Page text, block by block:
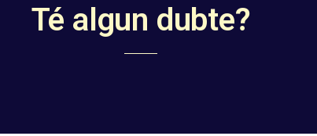
Té algun dubte?